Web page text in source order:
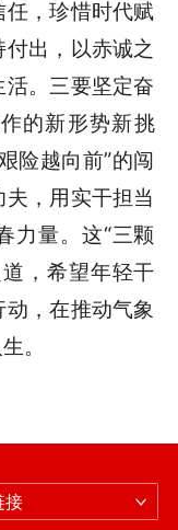
，珍惜时代赋
出，以赤诚之
。三要坚定奋
的新形势新挑
险越向前”的闯
，用实干担当
力量。这“三颗
，希望年轻干
，在推动气象
。
接